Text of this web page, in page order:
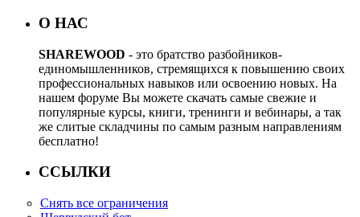
О НАС
SHAREWOOD - это братство разбойников-
единомышленников, стремящихся к повышению своих
профессиональных навыков или освоению новых. На
нашем форуме Вы можете скачать самые свежие и
популярные курсы, книги, тренинги и вебинары, а так
же слитые складчины по самым разным направлениям
бесплатно!
ССЫЛКИ
Снять все ограничения